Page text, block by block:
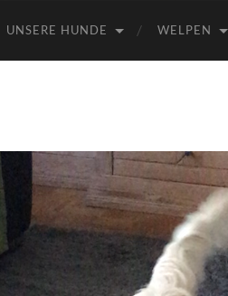
UNSERE HUNDE WELPEN